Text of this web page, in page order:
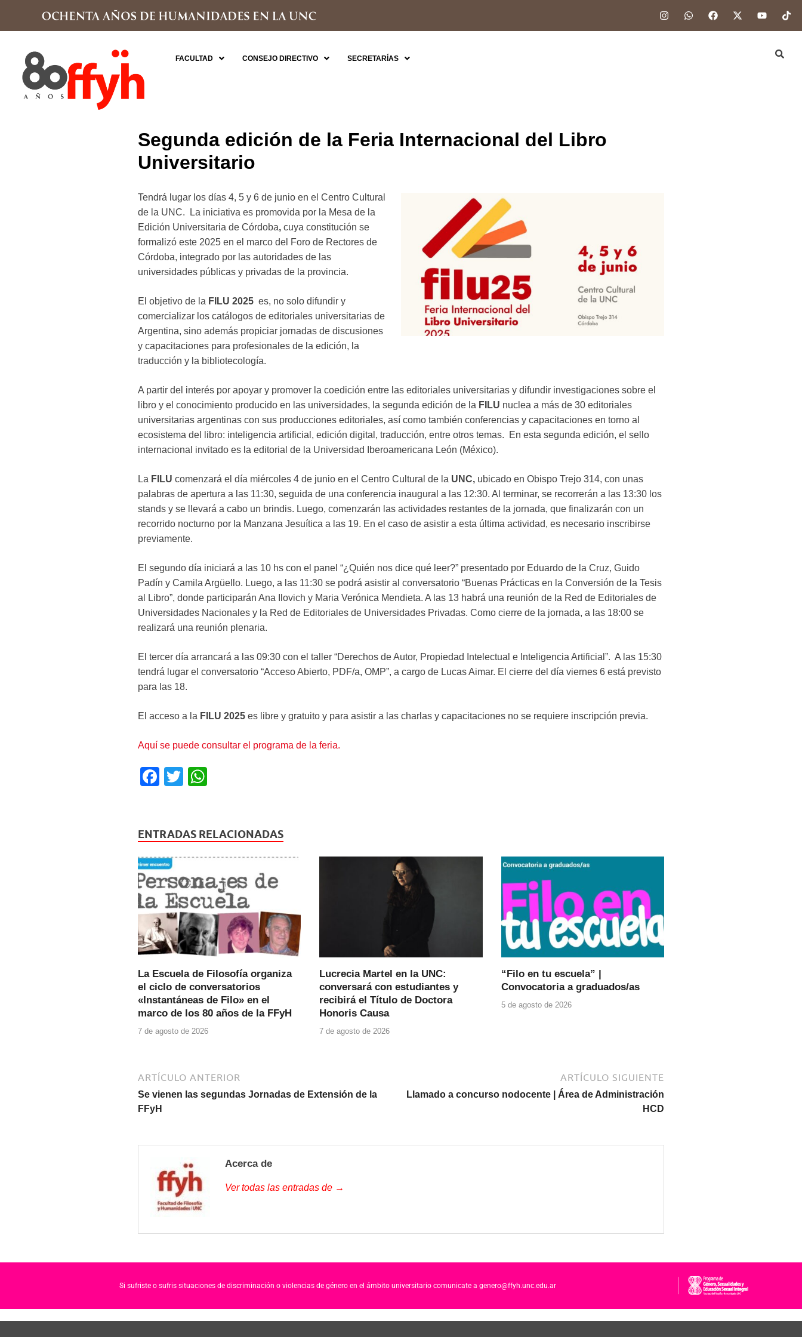
FACULTAD CONSEJO DIRECTIVO SECRETARÍAS
Segunda edición de la Feria Internacional del Libro
Universitario
Tendrá lugar los días 4, 5 y 6 de junio en el Centro Cultural
de la UNC. La iniciativa es promovida por la Mesa de la
Edición Universitaria de Córdoba, cuya constitución se
formalizó este 2025 en el marco del Foro de Rectores de
Córdoba, integrado por las autoridades de las
universidades públicas y privadas de la provincia.
El objetivo de la FILU 2025 es, no solo difundir y
comercializar los catálogos de editoriales universitarias de
Argentina, sino además propiciar jornadas de discusiones
y capacitaciones para profesionales de la edición, la
traducción y la bibliotecología.
A partir del interés por apoyar y promover la coedición entre las editoriales universitarias y difundir investigaciones sobre el
libro y el conocimiento producido en las universidades, la segunda edición de la FILU nuclea a más de 30 editoriales
universitarias argentinas con sus producciones editoriales, así como también conferencias y capacitaciones en torno al
ecosistema del libro: inteligencia artificial, edición digital, traducción, entre otros temas. En esta segunda edición, el sello
internacional invitado es la editorial de la Universidad Iberoamericana León (México).
La FILU comenzará el día miércoles 4 de junio en el Centro Cultural de la UNC, ubicado en Obispo Trejo 314, con unas
palabras de apertura a las 11:30, seguida de una conferencia inaugural a las 12:30. Al terminar, se recorrerán a las 13:30 los
stands y se llevará a cabo un brindis. Luego, comenzarán las actividades restantes de la jornada, que finalizarán con un
recorrido nocturno por la Manzana Jesuítica a las 19. En el caso de asistir a esta última actividad, es necesario inscribirse
previamente.
El segundo día iniciará a las 10 hs con el panel “¿Quién nos dice qué leer?” presentado por Eduardo de la Cruz, Guido
Padín y Camila Argüello. Luego, a las 11:30 se podrá asistir al conversatorio “Buenas Prácticas en la Conversión de la Tesis
al Libro”, donde participarán Ana Ilovich y Maria Verónica Mendieta. A las 13 habrá una reunión de la Red de Editoriales de
Universidades Nacionales y la Red de Editoriales de Universidades Privadas. Como cierre de la jornada, a las 18:00 se
realizará una reunión plenaria.
El tercer día arrancará a las 09:30 con el taller “Derechos de Autor, Propiedad Intelectual e Inteligencia Artificial”. A las 15:30
tendrá lugar el conversatorio “Acceso Abierto, PDF/a, OMP”, a cargo de Lucas Aimar. El cierre del día viernes 6 está previsto
para las 18.
El acceso a la FILU 2025 es libre y gratuito y para asistir a las charlas y capacitaciones no se requiere inscripción previa.
Aquí se puede consultar el programa de la feria.
F
e
b
o
o
k
T
er s
A
p
p
ENTRADAS RELACIONADAS
La Escuela de Filosofía organiza
el ciclo de conversatorios
«Instantáneas de Filo» en el
marco de los 80 años de la FFyH
7 de agosto de 2026
Lucrecia Martel en la UNC:
conversará con estudiantes y
recibirá el Título de Doctora
Honoris Causa
7 de agosto de 2026
“Filo en tu escuela” |
Convocatoria a graduados/as
5 de agosto de 2026
ARTÍCULO ANTERIOR
Se vienen las segundas Jornadas de Extensión de la
FFyH
ARTÍCULO SIGUIENTE
Llamado a concurso nodocente | Área de Administración
HCD
Acerca de
Ver todas las entradas de →
Si sufriste o sufris situaciones de discriminación o violencias de género en el ámbito universitario comunicate a genero@ffyh.unc.edu.ar